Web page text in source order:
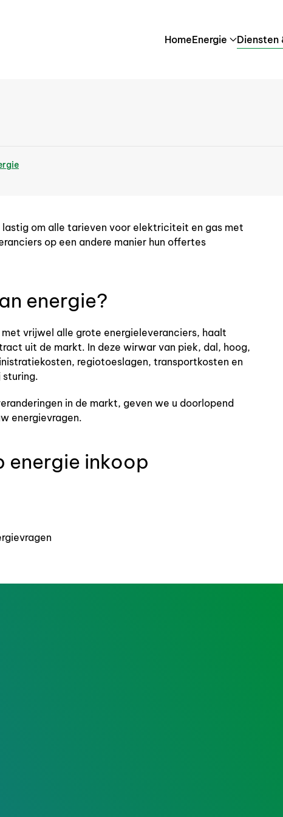
HomeEnergie Diensten
om alle tarieven voor elektriciteit en gas met
op een andere manier hun offertes
energie?
vrijwel alle grote energieleveranciers, haalt
uit de markt. In deze wirwar van piek, dal, hoog,
regiotoeslagen, transportkosten en
in de markt, geven we u doorlopend
energievragen.
energie inkoop